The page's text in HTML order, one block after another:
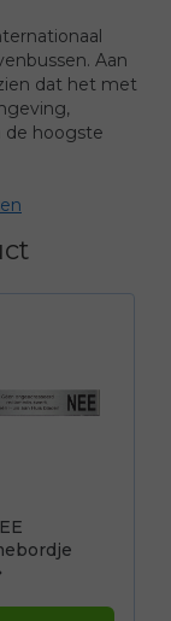
Aan
dat het met
de hoogste